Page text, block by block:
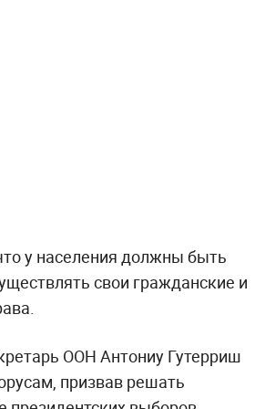
у населения должны быть
свои гражданские и
ООН Антониу Гутерриш
призвав решать